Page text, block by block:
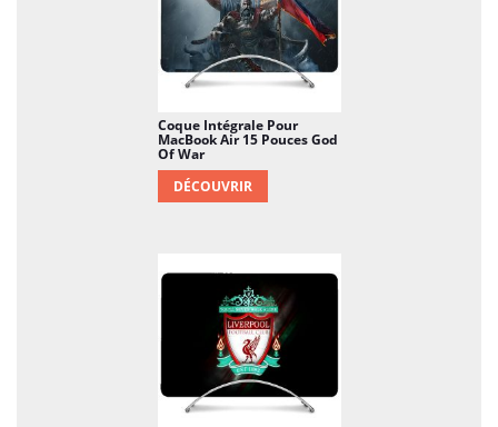
Coque Intégrale Pour
MacBook Air 15 Pouces God
Of War
DÉCOUVRIR